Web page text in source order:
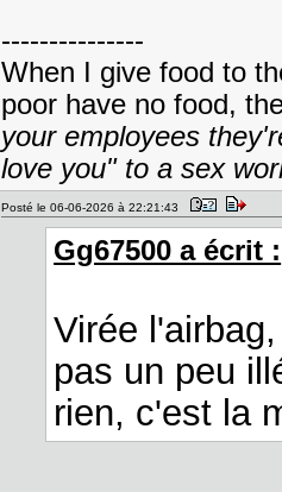
---------------
When I give food to
poor have no food,
your employees
love you" to a sex
Posté le 06-06-2026 à 22:21:43
Gg67500 a écrit :
Virée
pas un peu
rien, c'est la